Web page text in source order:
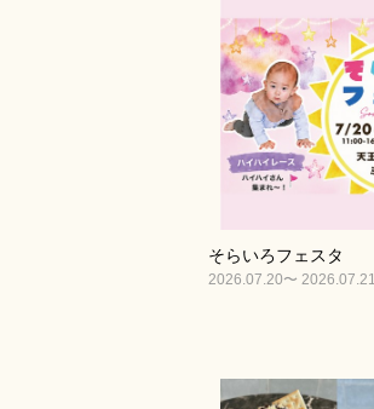
そらいろフェスタ
2026.07.20〜 2026.07.21